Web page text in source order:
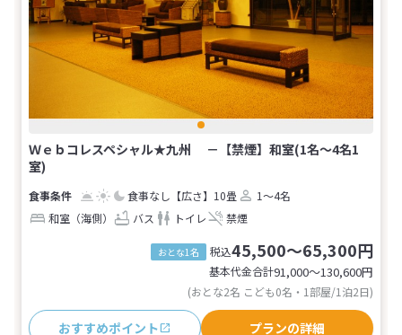
Ｗｅｂコレスペシャル★九州 －【禁煙】和室(1名～4名1
室)
食事なし 【広さ】10畳
1～4名
和室（海側）
バス トイレ 禁煙
おとな1名 税込45,500～65,300円
基本代金合計91,000〜130,600円
(おとな2名 こども0名・1部屋/1泊2日)
おすすめポイント プランの詳細